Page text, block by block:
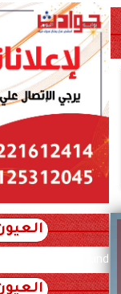
x0n not found